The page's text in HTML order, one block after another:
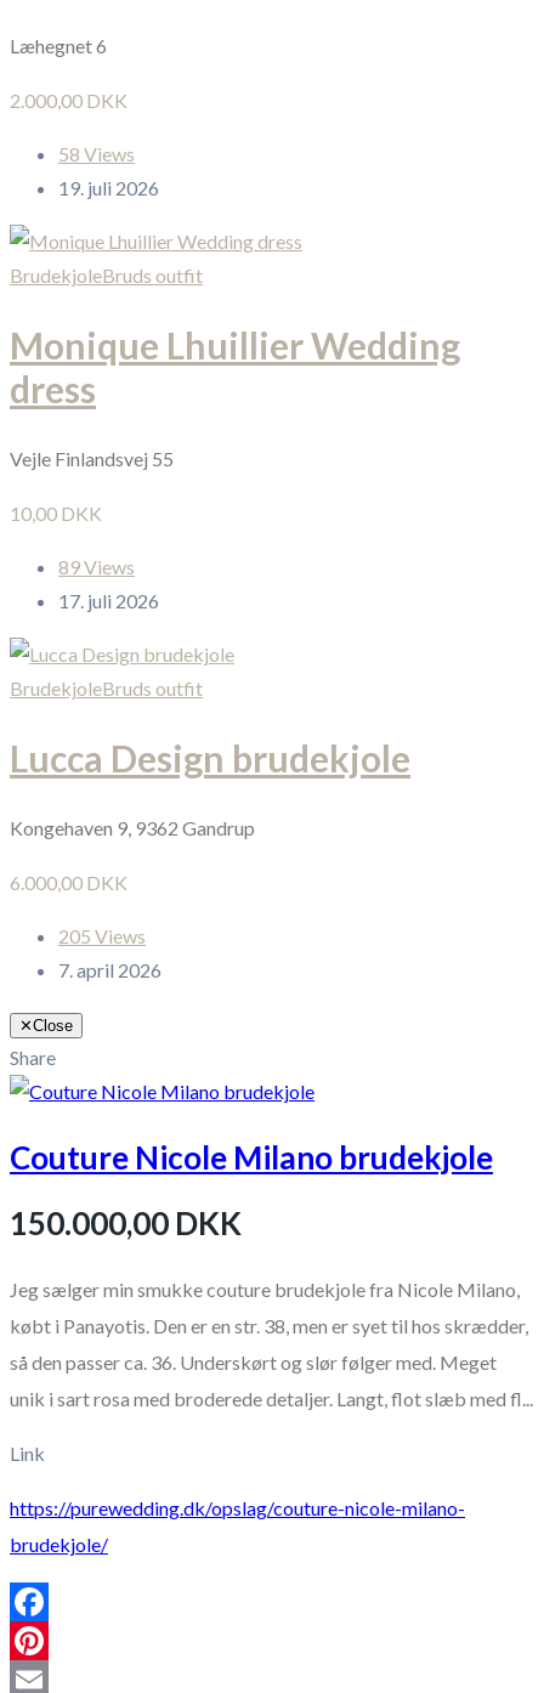
Læhegnet 6
2.000,00 DKK
58 Views
19. juli 2026
BrudekjoleBruds outfit
Monique Lhuillier Wedding
dress
Vejle Finlandsvej 55
10,00 DKK
89 Views
17. juli 2026
BrudekjoleBruds outfit
Lucca Design brudekjole
Kongehaven 9, 9362 Gandrup
6.000,00 DKK
205 Views
7. april 2026
✕Close
Share
Couture Nicole Milano brudekjole
150.000,00 DKK
Jeg sælger min smukke couture brudekjole fra Nicole Milano,
købt i Panayotis. Den er en str. 38, men er syet til hos skrædder,
så den passer ca. 36. Underskørt og slør følger med. Meget
unik i sart rosa med broderede detaljer. Langt, flot slæb med fl...
Link
https://purewedding.dk/opslag/couture-nicole-milano-
brudekjole/
Facebook
Pinterest